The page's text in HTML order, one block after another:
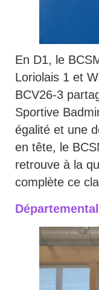
En D1, le
Loriolais 1 et
BCV26-3
Sportive
égalité et une
en tête, le
retrouve à la
complète ce